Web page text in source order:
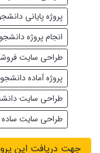
پروژه پایانی
انجام پروژه
طراحی سایت
پروژه آماده
طراحی سایت
طراحی سایت
جهت دریافت این